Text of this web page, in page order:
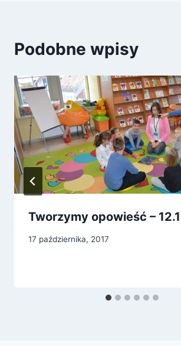
Podobne wpisy
Tworzymy opowieść –
17 października, 2017